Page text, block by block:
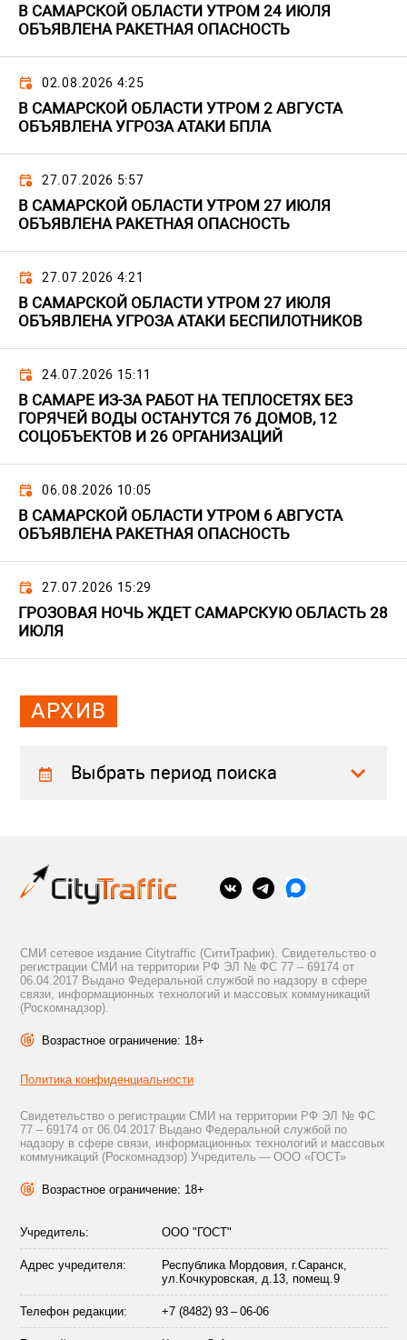
В САМАРСКОЙ ОБЛАСТИ УТРОМ 24 ИЮЛЯ
ОБЪЯВЛЕНА РАКЕТНАЯ ОПАСНОСТЬ
02.08.2026 4:25
В САМАРСКОЙ ОБЛАСТИ УТРОМ 2 АВГУСТА
ОБЪЯВЛЕНА УГРОЗА АТАКИ БПЛА
27.07.2026 5:57
В САМАРСКОЙ ОБЛАСТИ УТРОМ 27 ИЮЛЯ
ОБЪЯВЛЕНА РАКЕТНАЯ ОПАСНОСТЬ
27.07.2026 4:21
В САМАРСКОЙ ОБЛАСТИ УТРОМ 27 ИЮЛЯ
ОБЪЯВЛЕНА УГРОЗА АТАКИ БЕСПИЛОТНИКОВ
24.07.2026 15:11
В САМАРЕ ИЗ-ЗА РАБОТ НА ТЕПЛОСЕТЯХ БЕЗ
ГОРЯЧЕЙ ВОДЫ ОСТАНУТСЯ 76 ДОМОВ, 12
СОЦОБЪЕКТОВ И 26 ОРГАНИЗАЦИЙ
06.08.2026 10:05
В САМАРСКОЙ ОБЛАСТИ УТРОМ 6 АВГУСТА
ОБЪЯВЛЕНА РАКЕТНАЯ ОПАСНОСТЬ
27.07.2026 15:29
ГРОЗОВАЯ НОЧЬ ЖДЕТ САМАРСКУЮ ОБЛАСТЬ 28
ИЮЛЯ
АРХИВ
Выбрать период поиска
СМИ сетевое издание Citytraffic (СитиТрафик). Свидетельство о
регистрации СМИ на территории РФ ЭЛ № ФС 77 – 69174 от
06.04.2017 Выдано Федеральной службой по надзору в сфере
связи, информационных технологий и массовых коммуникаций
(Роскомнадзор).
Возрастное ограничение: 18+
Политика конфиденциальности
Свидетельство о регистрации СМИ на территории РФ ЭЛ № ФС
77 – 69174 от 06.04.2017 Выдано Федеральной службой по
надзору в сфере связи, информационных технологий и массовых
коммуникаций (Роскомнадзор) Учредитель — ООО «ГОСТ»
Возрастное ограничение: 18+
Учредитель: ООО "ГОСТ"
Адрес учредителя:
Республика Мордовия, г.Саранск,
ул.Кочкуровская, д.13, помещ.9
Телефон редакции: +7 (8482) 93 – 06-06